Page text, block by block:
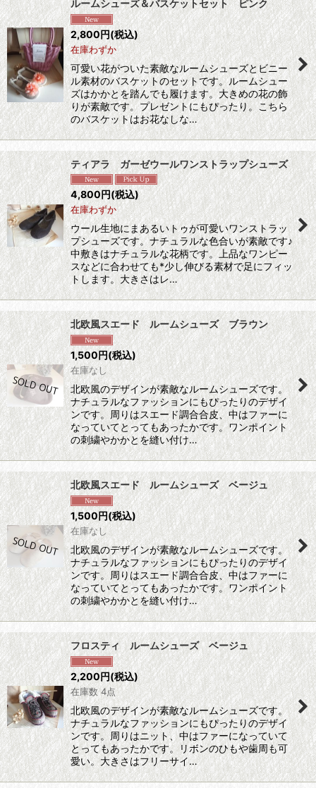
ルームシューズ＆バスケットセット ピンク
2,800円(税込)
在庫わずか
可愛い花がついた素敵なルームシューズとビニー
ル素材のバスケットのセットです。ルームシュー
ズはかかとを踏んでも履けます。大きめの花の飾
りが素敵です。プレゼントにもぴったり。こちら
のバスケットはお花なしな…
ティアラ ガーゼウールワンストラップシューズ
4,800 円(税込)
在庫わずか
ウール生地にまあるいトゥが可愛いワンストラッ
プシューズです。ナチュラルな色合いが素敵です♪
中敷きはナチュラルな花柄です。上品なワンピー
スなどに合わせても*少し伸びる素材で足にフィッ
トします。大きさはレ…
北欧風スエード ルームシューズ ブラウン
1,500円(税込)
在庫なし
北欧風のデザインが素敵なルームシューズです。
ナチュラルなファッションにもぴったりのデザイ
ンです。周りはスエード調合合皮、中はファーに
なっていてとってもあったかです。ワンポイント
の刺繍やかかとを縫い付け…
北欧風スエード ルームシューズ ベージュ
1,500円(税込)
在庫なし
北欧風のデザインが素敵なルームシューズです。
ナチュラルなファッションにもぴったりのデザイ
ンです。周りはスエード調合合皮、中はファーに
なっていてとってもあったかです。ワンポイント
の刺繍やかかとを縫い付け…
フロスティ ルームシューズ ベージュ
2,200円(税込)
在庫数 4点
北欧風のデザインが素敵なルームシューズです。
ナチュラルなファッションにもぴったりのデザイ
ンです。周りはニット、中はファーになっていて
とってもあったかです。リボンのひもや歯周も可
愛い。大きさはフリーサイ…